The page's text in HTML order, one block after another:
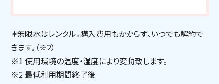
＊無限水はレンタル。購入費用もかからず、いつでも解約で
きます。（※2）
※1 使用環境の温度・湿度により変動致します。
※2 最低利用期間終了後